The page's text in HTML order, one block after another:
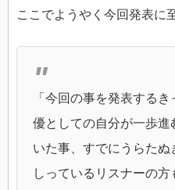
ここでようやく今回発表に
「今回の事を発表する
優としての自分が一歩
いた事、すでにうらた
しっているリスナーの